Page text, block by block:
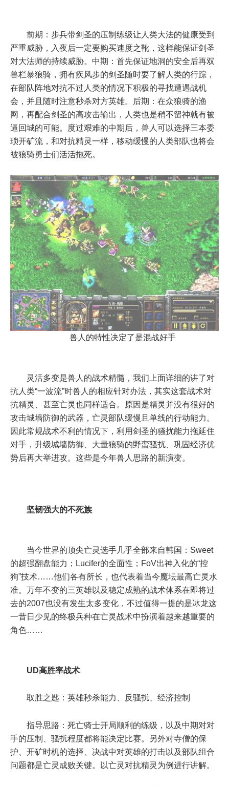
前期：步兵带剑圣的压制练级让人类大法的健康受到
严重威胁，入夜后一定要购买速度之靴，这样能保证剑圣
对大法师的持续威胁。中期：首先保证地洞的安全后再双
兽栏暴狼骑，拥有疾风步的剑圣随时要了解人类的行踪，
在部队阵地对抗不过人类的情况下积极的寻找遭遇战机
会，并且随时注意秒杀对方英雄。后期：在众狼骑的渔
网，再配合剑圣的高攻击输出，人类也是稍不留神就有被
逼回城的可能。度过艰难的中期后，兽人可以选择三本委
琐开矿流，和对抗精灵一样，移动缓慢的人类部队也将会
被狼骑勇士们活活拖死。
兽人的特性决定了是混战好手
灵活多变是兽人的战术精髓，我们上面详细的讲了对
抗人类“一波流”时兽人的相应针对办法，其实这套战术对
抗精灵、甚至亡灵也同样适合。原因是精灵并没有很好的
攻击城墙防御的武器，亡灵部队缓慢且单线的行动能力。
因此常规战术不利的情况下，利用剑圣的骚扰能力拖延住
对手，升级城墙防御、大量狼骑的野蛮骚扰、巩固经济优
势后再大举进攻。这些是今年兽人思路的新演变。
坚韧强大的不死族
当今世界的顶尖亡灵选手几乎全部来自韩国：Sweet
的超强翻盘能力；Lucifer的全面性；FoV出神入化的“控
狗”技术……他们各有所长，也代表着当今魔坛最高亡灵水
准。万年不变的三英雄以及稳定成熟的战术体系在即将过
去的2007也没有发生太多变化，不过值得一提的是冰龙这
一昔日少见的终极兵种在亡灵战术中扮演着越来越重要的
角色……
UD高胜率战术
取胜之匙：英雄秒杀能力、反骚扰、经济控制
指导思路：死亡骑士开局顺利的练级，以及中期对对
手的压制、骚扰程度都将能决定比赛。另外对寺僧的保
护、开矿时机的选择、决战中对英雄的打击以及部队组合
问题都是亡灵成败关键。以亡灵对抗精灵为例进行讲解。